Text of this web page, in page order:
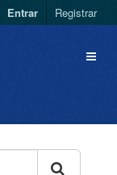
Entrar Registrar